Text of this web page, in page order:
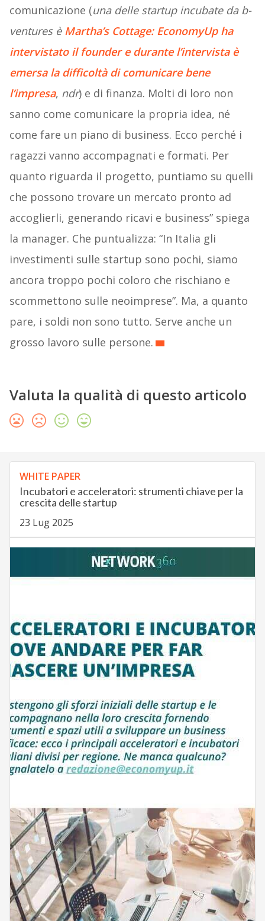
comunicazione (una delle startup incubate da b-
ventures è Martha’s Cottage: EconomyUp ha
intervistato il founder e durante l’intervista è
emersa la difficoltà di comunicare bene
l’impresa, ndr) e di finanza. Molti di loro non
sanno come comunicare la propria idea, né
come fare un piano di business. Ecco perché i
ragazzi vanno accompagnati e formati. Per
quanto riguarda il progetto, puntiamo su quelli
che possono trovare un mercato pronto ad
accoglierli, generando ricavi e business” spiega
la manager. Che puntualizza: “In Italia gli
investimenti sulle startup sono pochi, siamo
ancora troppo pochi coloro che rischiano e
scommettono sulle neoimprese”. Ma, a quanto
pare, i soldi non sono tutto. Serve anche un
grosso lavoro sulle persone.
Valuta la qualità di questo articolo
WHITE PAPER
Incubatori e acceleratori: strumenti chiave per la
crescita delle startup
23 Lug 2025